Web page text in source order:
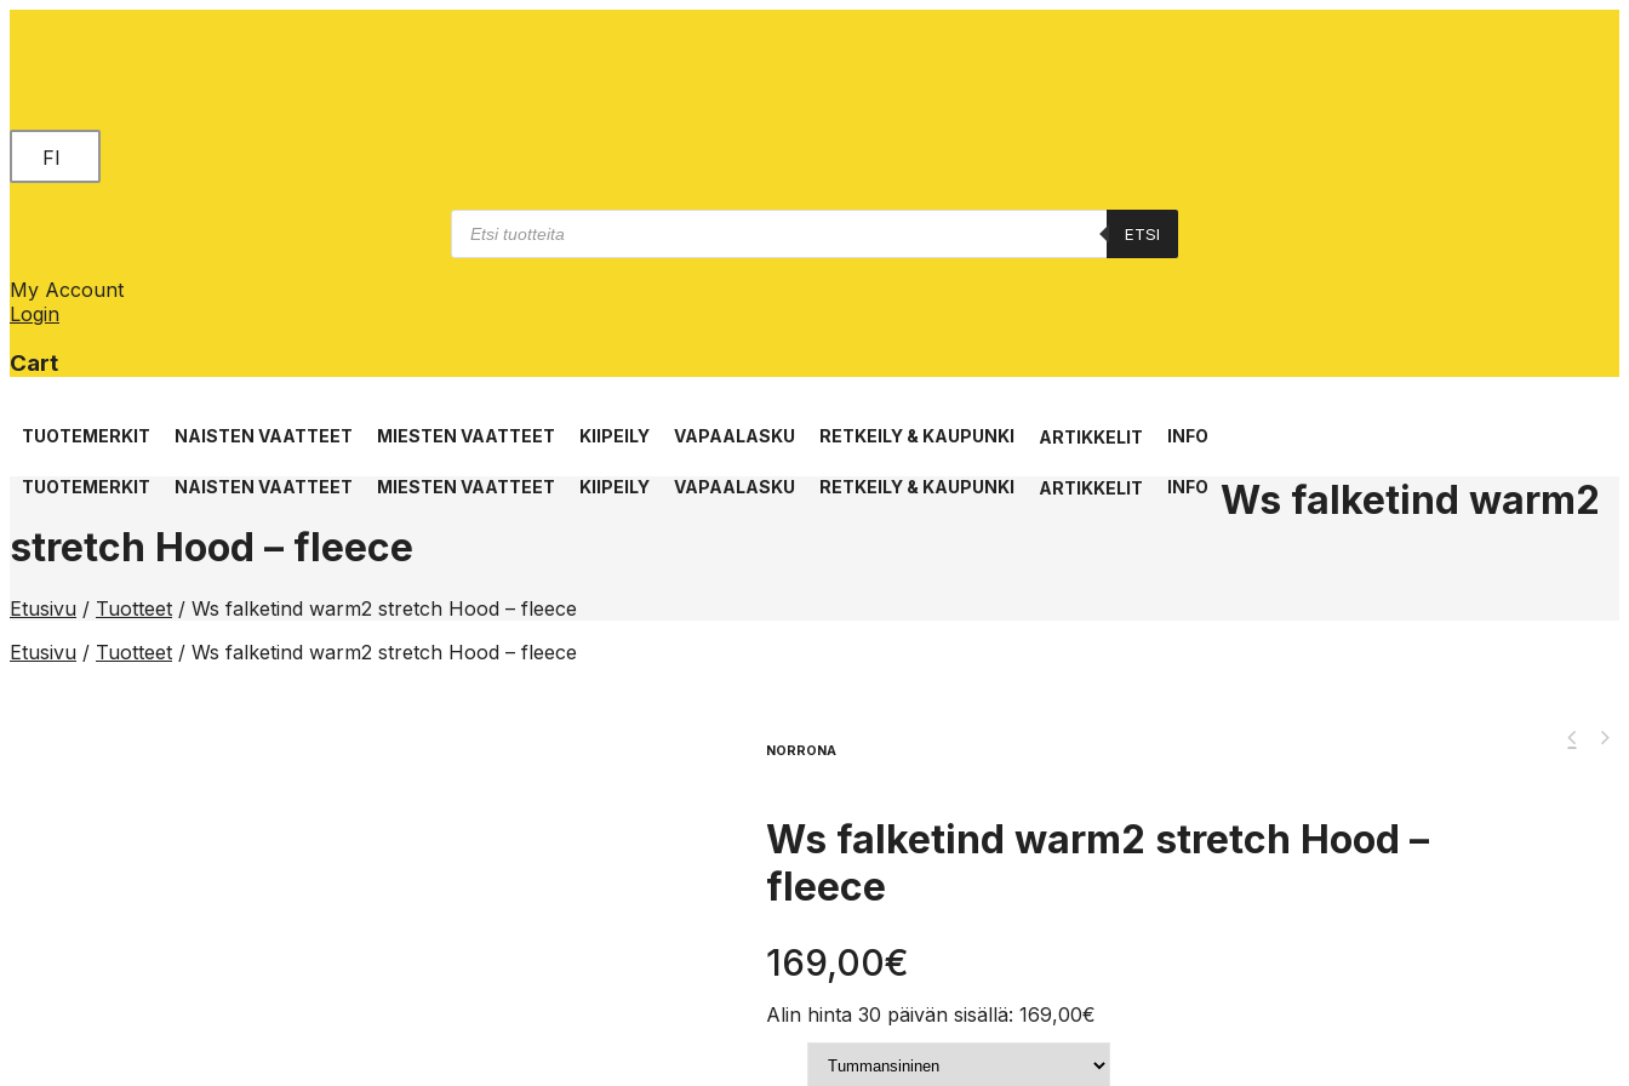
FI
Products
search
ETSI
My Account
Login
Cart
toTUOTEMERKIT NAISTEN VAATTEET MIESTEN VAATTEET KIIPEILY VAPAALASKU RETKEILY & KAUPUNKI ARTIKKELIT INFO
TUOTEMERKIT NAISTEN VAATTEET MIESTEN VAATTEET KIIPEILY VAPAALASKU RETKEILY & KAUPUNKI ARTIKKELIT INFO
Ws falketind warm2
stretch Hood – fleece
Etusivu / Tuotteet / Ws falketind warm2 stretch Hood – fleece
Etusivu / Tuotteet / Ws falketind warm2 stretch Hood – fleece
NORRONA
Ws falketind warm2 stretch Hood –
fleece
169,00€
Alin hinta 30 päivän sisällä:169,00€